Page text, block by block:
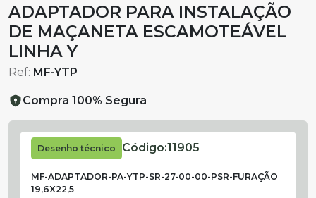
ADAPTADOR PARA INSTALAÇÃO
DE MAÇANETA ESCAMOTEÁVEL
LINHA Y
Ref: MF-YTP
Compra 100% Segura
Desenho técnico Código:11905
MF-ADAPTADOR-PA-YTP-SR-27-00-00-PSR-FURAÇÃO
19,6X22,5